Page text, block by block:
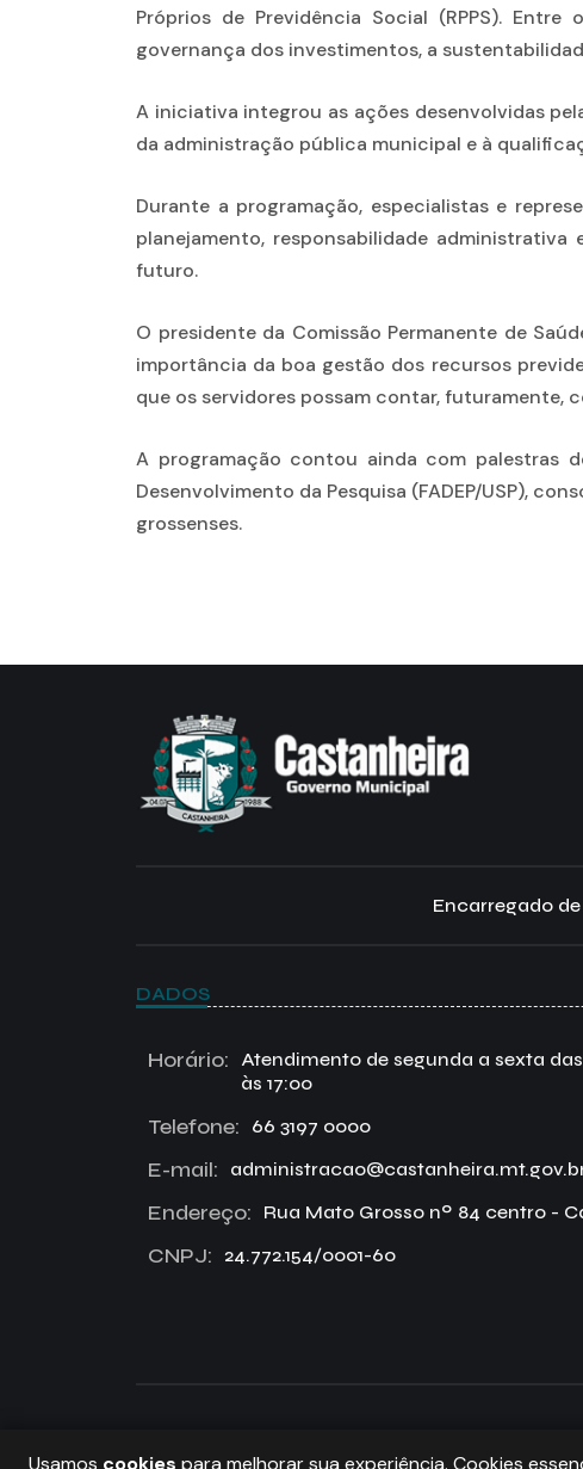
Próprios de Previdência Social (RPPS).
governança dos investimentos, a
A iniciativa integrou as ações desenvolvidas
da administração pública municipal e à
Durante a programação, especialistas e
planejamento, responsabilidade
futuro.
O presidente da Comissão Permanente de
importância da boa gestão dos recursos
que os servidores possam contar, futuramente,
A programação contou ainda com palestras
Desenvolvimento da Pesquisa (FADEP/USP),
grossenses.
Encarregado
DADOS
Horário:
Atendimento de segunda a sexta das
às 17:00
Telefone: 66 3197 0000
E-mail:
Endereço: Rua Mato Grosso nº 84 centro -
CNPJ: 24.772.154/0001-60
Usamos cookies para melhorar sua experiência. Cookies